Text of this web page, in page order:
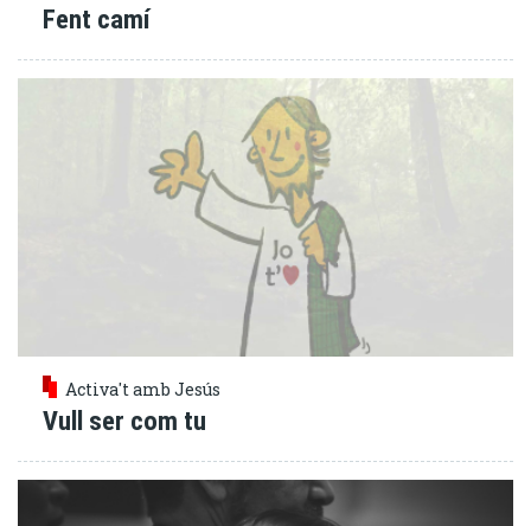
Fent camí
Activa't amb Jesús
Vull ser com tu